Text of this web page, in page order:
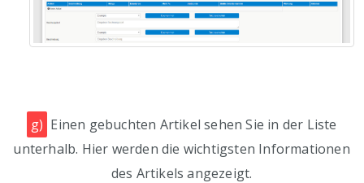
g) Einen gebuchten Artikel sehen Sie in der Liste
unterhalb. Hier werden die wichtigsten Informationen
des Artikels angezeigt.